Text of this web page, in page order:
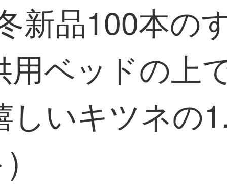
新品100本の
用ベッドの上
しいキツネの